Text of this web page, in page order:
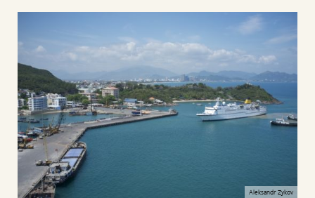
Aleksandr Zykov